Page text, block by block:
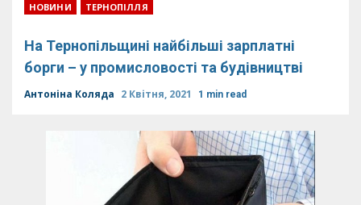
НОВИНИ ТЕРНОПІЛЛЯ
На Тернопільщині найбільші зарплатні
борги – у промисловості та будівництві
Антоніна Коляда 2 Квітня, 2021 1 min read